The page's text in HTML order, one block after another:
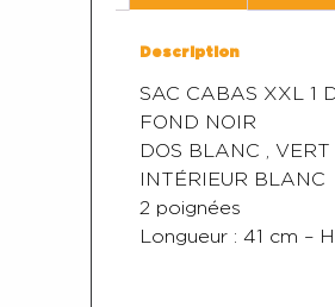
Description
SAC CABAS XXL 1
FOND NOIR
DOS BLANC , VERT
INTÉRIEUR BLANC
2 poignées
Longueur : 41 cm –